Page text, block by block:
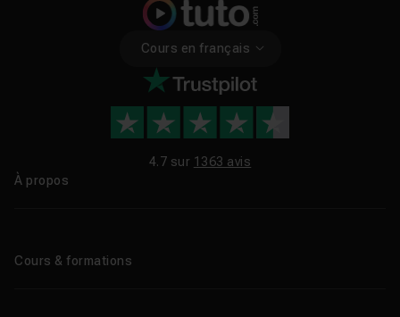
Cours en français
4.7 sur 1363 avis
À propos
Cours & formations